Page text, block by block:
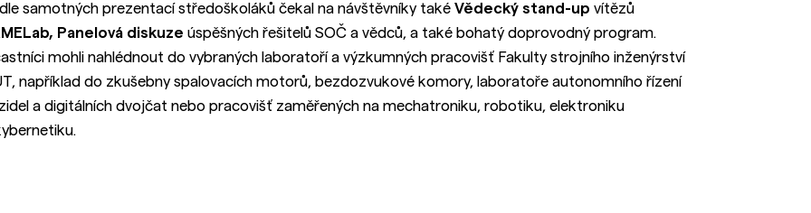
samotných prezentací středoškoláků čekal na návštěvníky také Vědecký stand-up vítězů
Panelová diskuze úspěšných řešitelů SOČ a vědců, a také bohatý doprovodný program.
mohli nahlédnout do vybraných laboratoří a výzkumných pracovišť Fakulty strojního inženýrství
například do zkušebny spalovacích motorů, bezdozvukové komory, laboratoře autonomního řízení
a digitálních dvojčat nebo pracovišť zaměřených na mechatroniku, robotiku, elektroniku